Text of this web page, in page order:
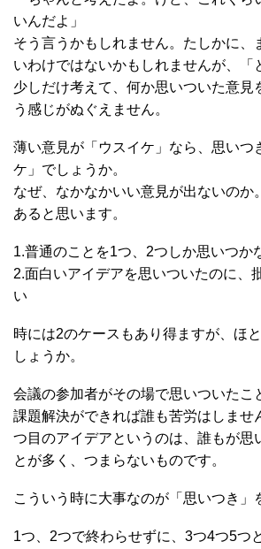
いんだよ」
そう言うかもしれません。たしかに、
いわけではないかもしれませんが、「
少しだけ考えて、何か思いついた意見
う感じがぬぐえません。
薄い意見が「ウスイケ」なら、思いつ
ケ」でしょうか。
なぜ、なかなかいい意見が出ないのか
あると思います。
1.普通のことを1つ、2つしか思いつか
2.面白いアイデアを思いついたのに、
い
時には2のケースもあり得ますが、ほ
しょうか。
会議の参加者がその場で思いついたこ
課題解決ができれば誰も苦労はしませ
つ目のアイデアというのは、誰もが思
とが多く、つまらないものです。
こういう時に大事なのが「思いつき」
1つ、2つで終わらせずに、3つ4つ5つ